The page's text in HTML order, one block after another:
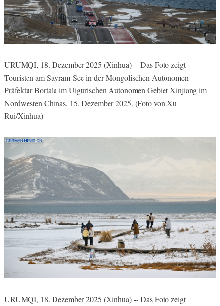
URUMQI, 18. Dezember 2025 (Xinhua) -- Das Foto zeigt
Touristen am Sayram-See in der Mongolischen Autonomen
Präfektur Bortala im Uigurischen Autonomen Gebiet Xinjiang im
Nordwesten Chinas, 15. Dezember 2025. (Foto von Xu
Rui/Xinhua)
URUMQI, 18. Dezember 2025 (Xinhua) -- Das Foto zeigt